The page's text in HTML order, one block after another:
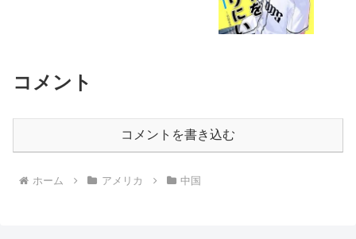
コメント
コメントを書き込む
ホーム アメリカ 中国